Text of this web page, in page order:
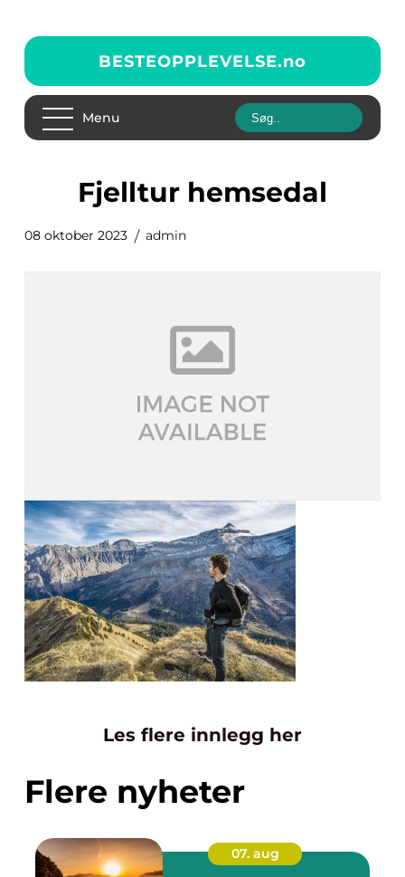
BESTEOPPLEVELSE.no
Menu
fjelltur hemsedal
08 oktober 2023 admin
Les flere innlegg her
Flere nyheter
07. aug